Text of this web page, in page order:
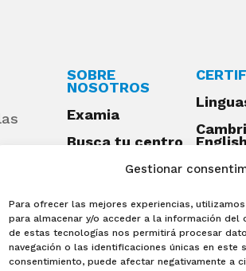
Gestionar
Para ofrecer las mejores experiencias,
para almacenar y/o acceder a la información del
de estas tecnologías nos permitirá procesar
navegación o las identificaciones únicas en este
consentimiento, puede afectar negativamente a
SOBRE
NOSOTROS
Examia
Busca tu centro
Preguntas
Acceso centros
preparadores
Blog
English